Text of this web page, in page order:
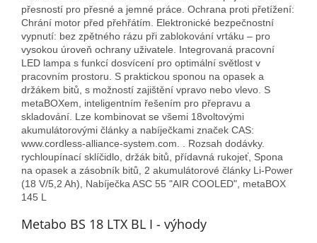
přesností pro přesné a jemné práce. Ochrana proti přetížení:
Chrání motor před přehřátím. Elektronické bezpečnostní
vypnutí: bez zpětného rázu při zablokování vrtáku – pro
vysokou úroveň ochrany uživatele. Integrovaná pracovní
LED lampa s funkcí dosvícení pro optimální světlost v
pracovním prostoru. S praktickou sponou na opasek a
držákem bitů, s možností zajištění vpravo nebo vlevo. S
metaBOXem, inteligentním řešením pro přepravu a
skladování. Lze kombinovat se všemi 18voltovými
akumulátorovými články a nabíječkami značek CAS:
www.cordless-alliance-system.com. . Rozsah dodávky.
rychloupínací sklíčidlo, držák bitů, přídavná rukojeť, Spona
na opasek a zásobník bitů, 2 akumulátorové články Li-Power
(18 V/5,2 Ah), Nabíječka ASC 55 "AIR COOLED", metaBOX
145 L
Metabo BS 18 LTX BL I - výhody